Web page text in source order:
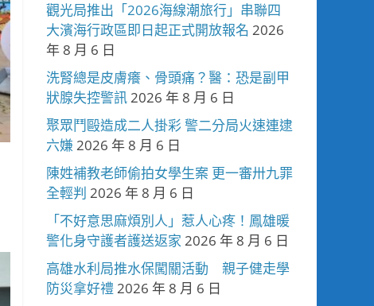
觀光局推出「2026海線潮旅行」串聯四
大濱海行政區即日起正式開放報名 2026
年 8 月 6 日
洗腎總是皮膚癢、骨頭痛？醫：恐是副甲
狀腺失控警訊2026 年 8 月 6 日
聚眾鬥毆造成二人掛彩 警二分局火速連逮
六嫌2026 年 8 月 6 日
陳姓補教老師偷拍女學生案 更一審卅九罪
全輕判 2026 年 8 月 6 日
「不好意思麻煩別人」惹人心疼！鳳雄暖
警化身守護者護送返家 2026 年 8 月 6 日
高雄水利局推水保闖關活動 親子健走學
防災拿好禮2026 年 8 月 6 日